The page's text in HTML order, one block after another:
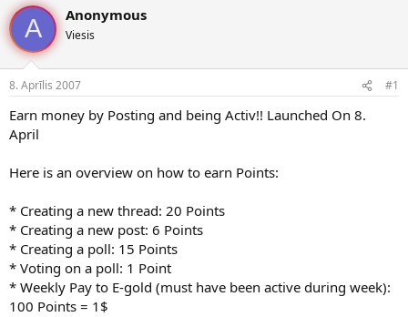
v
e
d
i
n
u
z
ā
ē
j
s
k
a
t
u
A Anonymous
Viesis
8. Aprīlis 2007 #1
Earn money by Posting and being Activ!! Launched On 8.
April
Here is an overview on how to earn Points:
* Creating a new thread: 20 Points
* Creating a new post: 6 Points
* Creating a poll: 15 Points
* Voting on a poll: 1 Point
* Weekly Pay to E-gold (must have been active during week):
100 Points = 1$